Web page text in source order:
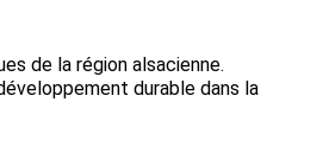
de la région alsacienne.
durable dans la